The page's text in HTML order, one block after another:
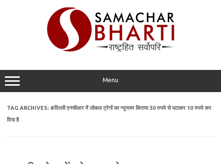
Menu
TAG ARCHIVES: #दिल्ली एनसीआर में लोकल ट्रेनों का न्यूनतम किराया 30 रुपये से घटाकर 10 रुपये कर
दिया है